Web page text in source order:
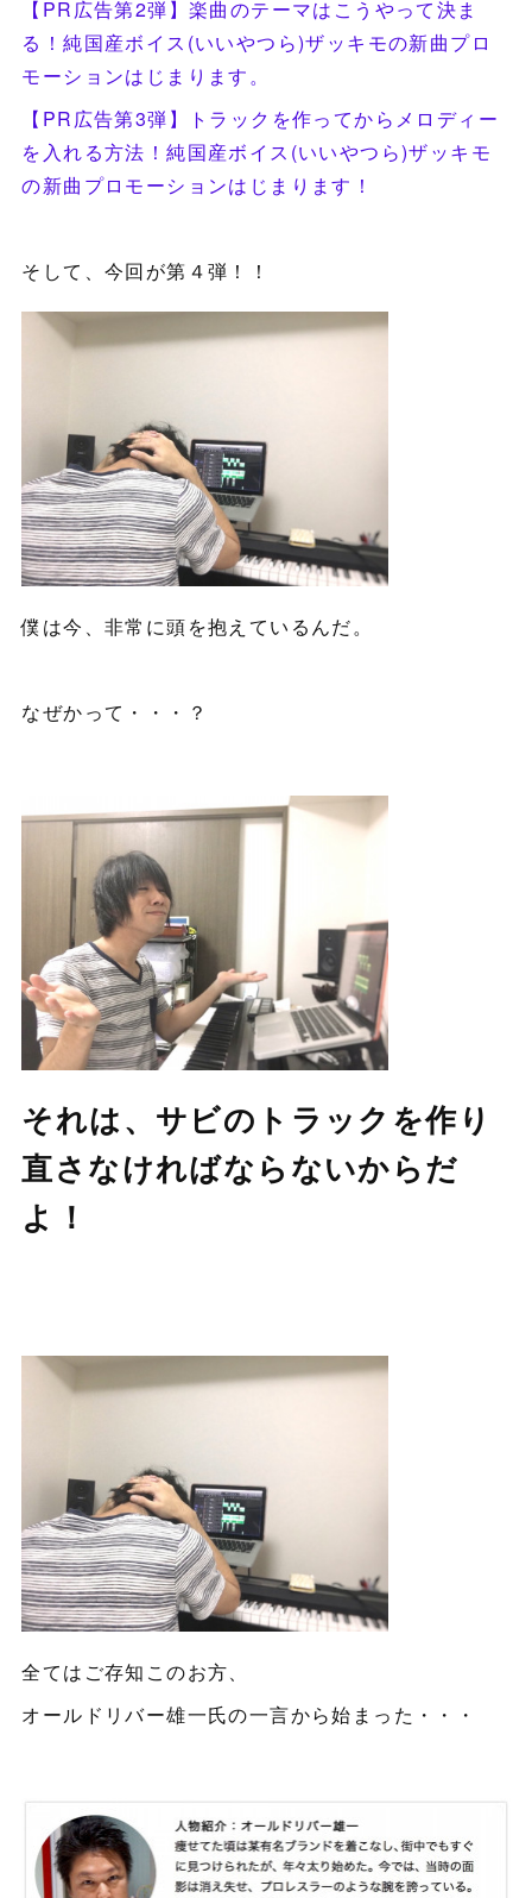
【PR広告第2弾】楽曲のテーマはこうやって決ま
る！純国産ボイス(いいやつら)ザッキモの新曲プロ
モーションはじまります。
【PR広告第3弾】トラックを作ってからメロディー
を入れる方法！純国産ボイス(いいやつら)ザッキモ
の新曲プロモーションはじまります！
そして、今回が第４弾！！
僕は今、非常に頭を抱えているんだ。
なぜかって・・・？
それは、サビのトラックを作り
直さなければならないからだ
よ！
全てはご存知このお方、
オールドリバー雄一氏の一言から始まった・・・